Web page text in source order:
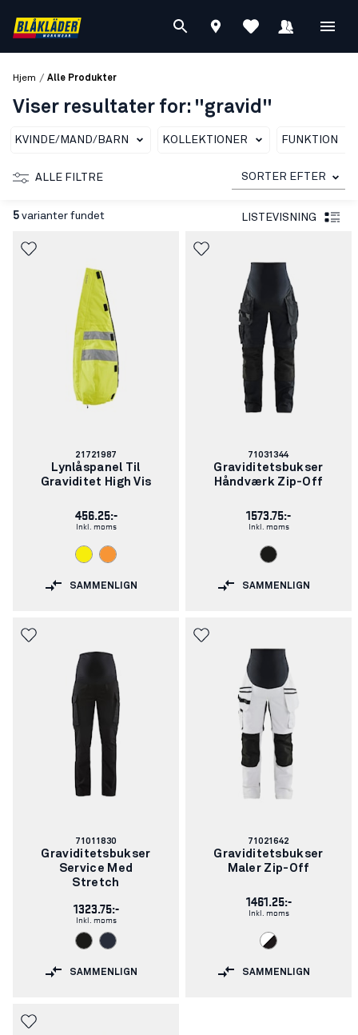
Hjem / Alle Produkter
Viser resultater for: "gravid"
KVINDE/MAND/BARN KOLLEKTIONER FUNKTION
ALLE FILTRE SORTER EFTER
5 varianter fundet LISTEVISNING
Varenummer:
21721987
Lynlåspanel Til
Graviditet High Vis
456.25:-
Inkl. moms
SAMMENLIGN
Varenummer:
71031344
Graviditetsbukser
Håndværk Zip-Off
1573.75:-
Inkl. moms
SAMMENLIGN
Varenummer:
71011830
Graviditetsbukser
Service Med
Stretch
1323.75:-
Inkl. moms
SAMMENLIGN
Varenummer:
71021642
Graviditetsbukser
Maler Zip-Off
1461.25:-
Inkl. moms
SAMMENLIGN